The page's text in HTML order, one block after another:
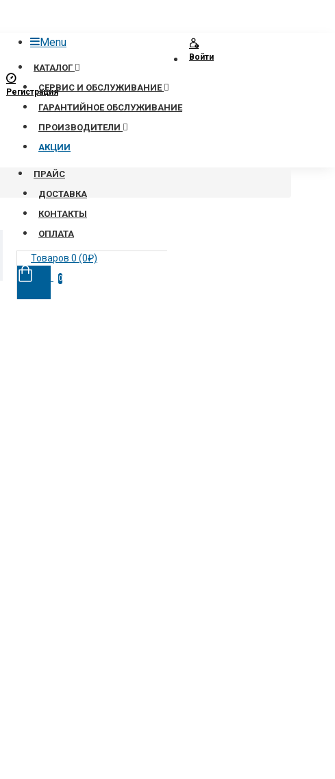
Menu
КАТАЛОГ
СЕРВИС И ОБСЛУЖИВАНИЕ
ГАРАНТИЙНОЕ ОБСЛУЖИВАНИЕ
ПРОИЗВОДИТЕЛИ
АКЦИИ
ПРАЙС
ДОСТАВКА
КОНТАКТЫ
ОПЛАТА
Товаров 0 (0₽)
0
Войти
Регистрация